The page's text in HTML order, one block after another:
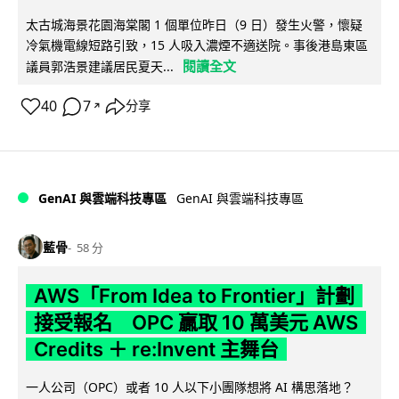
太古城海景花園海棠閣 1 個單位昨日（9 日）發生火警，懷疑
冷氣機電線短路引致，15 人吸入濃煙不適送院。事後港島東區
議員郭浩景建議居民夏天...
閱讀全文
40 7 ↗ 分享
GenAI 與雲端科技專區 GenAI 與雲端科技專區
藍骨 58 分
AWS「From Idea to Frontier」計劃
接受報名 OPC 贏取 10 萬美元 AWS
Credits ＋ re:Invent 主舞台
一人公司（OPC）或者 10 人以下小團隊想將 AI 構思落地？